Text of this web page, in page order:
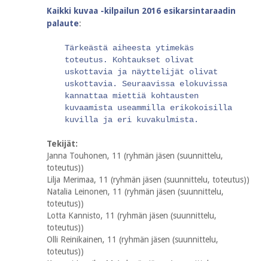
Kaikki kuvaa -kilpailun 2016 esikarsintaraadin
palaute:
Tärkeästä aiheesta ytimekäs
toteutus. Kohtaukset olivat
uskottavia ja näyttelijät olivat
uskottavia. Seuraavissa elokuvissa
kannattaa miettiä kohtausten
kuvaamista useammilla erikokoisilla
kuvilla ja eri kuvakulmista.
Tekijät:
Janna Touhonen, 11 (ryhmän jäsen (suunnittelu,
toteutus))
Lilja Merimaa, 11 (ryhmän jäsen (suunnittelu, toteutus))
Natalia Leinonen, 11 (ryhmän jäsen (suunnittelu,
toteutus))
Lotta Kannisto, 11 (ryhmän jäsen (suunnittelu,
toteutus))
Olli Reinikainen, 11 (ryhmän jäsen (suunnittelu,
toteutus))